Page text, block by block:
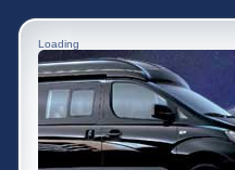
Loading